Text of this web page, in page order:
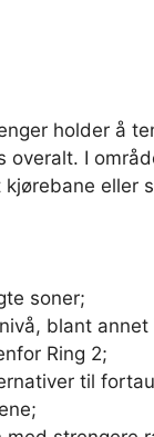
holder å
I
eller
soner;
blant annet
Ring 2;
til